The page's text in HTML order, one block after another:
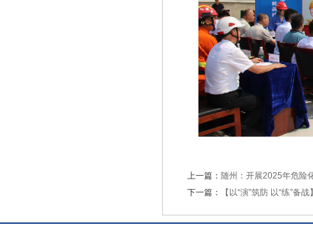
上一篇： 随州：开展2025年危险
下一篇：
【以“演”筑防 以“练”